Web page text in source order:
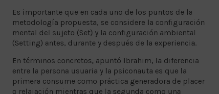
Es importante que en cada uno de los puntos de la
metodología propuesta, se considere la configuración
mental del sujeto (Set) y la configuración ambiental
(Setting) antes, durante y después de la experiencia.
En términos concretos, apuntó Ibrahim, la diferencia
entre la persona usuaria y la psiconauta es que la
primera consume como práctica generadora de placer
o relajación mientras que la segunda como una